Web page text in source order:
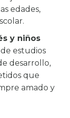
edades,
y niños
estudios
desarrollo,
que
amado y